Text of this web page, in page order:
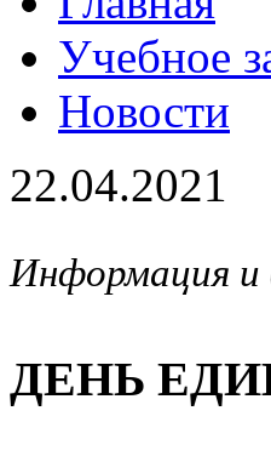
Учебное
Новости
22.04.2021
Информация
ДЕНЬ